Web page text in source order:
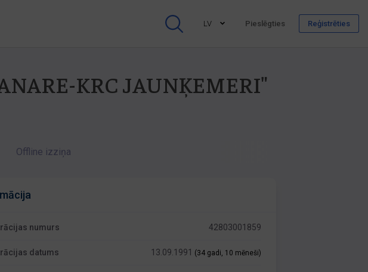
LV Pieslēgties Reģistrēties
KRC JAUNĶEMERI"
Offline izziņa
numurs 42803001859
datums 13.09.1991 (34 gadi, 10 mēneši)